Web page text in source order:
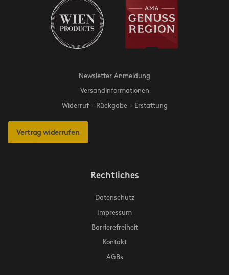
Newsletter Anmeldung
Versandinformationen
Widerruf - Rückgabe - Erstattung
Vertrag widerrufen
Rechtliches
Datenschutz
Impressum
Barrierefreiheit
Kontakt
AGBs